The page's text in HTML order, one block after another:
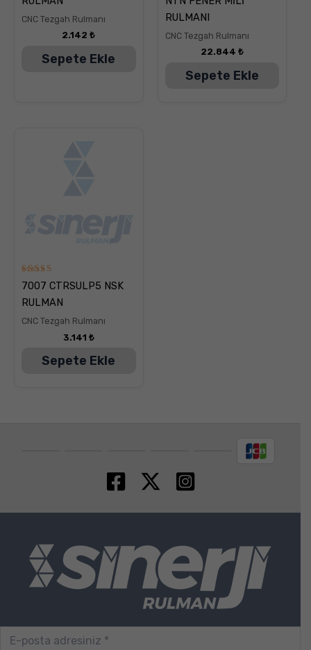
oy aldı
CNC Tezgah Rulmanı
2.142₺
Sepete Ekle
oy aldı
RULMANI
CNC Tezgah Rulmanı
22.844 ₺
Sepete Ekle
5
üzerinden
5.00
oy aldı
7007 CTRSULP5 NSK
RULMAN
CNC Tezgah Rulmanı
3.141 ₺
Sepete Ekle